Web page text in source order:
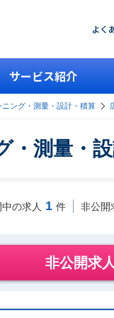
よく
サービス紹介
ニング・測量・設計・積算
・測量・
の求人 1 件 非公開
非公開求